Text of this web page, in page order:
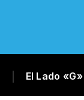
El Lado «G»